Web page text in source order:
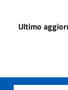
Ultimo